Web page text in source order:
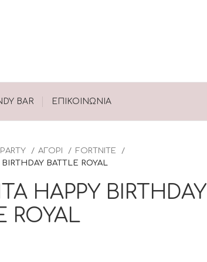
BAR ΕΠΙΚΟΙΝΩΝΊΑ
PARTY ΑΓΟΡΙ
FORTNITE
BATTLE ROYAL
HAPPY BIRTHDAY
ROYAL